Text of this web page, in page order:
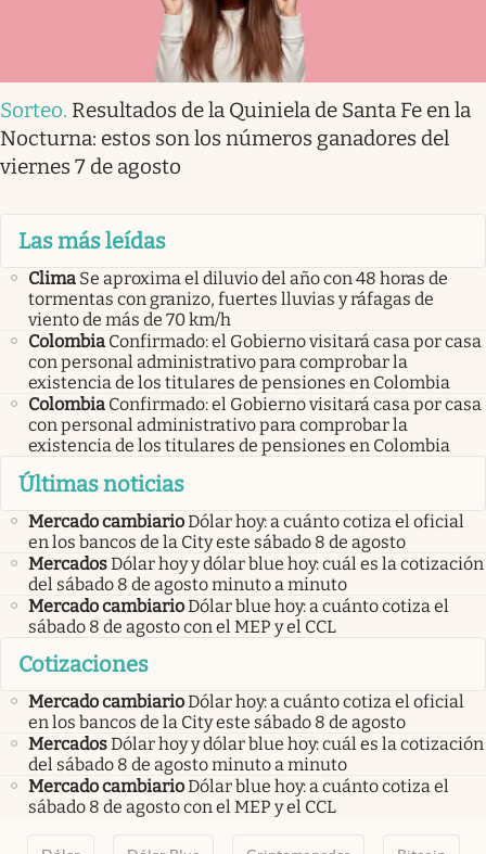
Sorteo. Resultados de la Quiniela de Santa Fe en la
Nocturna: estos son los números ganadores del
viernes 7 de agosto
Las más leídas
Clima Se aproxima el diluvio del año con 48 horas de
tormentas con granizo, fuertes lluvias y ráfagas de
viento de más de 70 km/h
Colombia Confirmado: el Gobierno visitará casa por casa
con personal administrativo para comprobar la
existencia de los titulares de pensiones en Colombia
Colombia Confirmado: el Gobierno visitará casa por casa
con personal administrativo para comprobar la
existencia de los titulares de pensiones en Colombia
Últimas noticias
Mercado cambiarioDólar hoy: a cuánto cotiza el oficial
en los bancos de la City este sábado 8 de agosto
MercadosDólar hoy y dólar blue hoy: cuál es la cotización
del sábado 8 de agosto minuto a minuto
Mercado cambiarioDólar blue hoy: a cuánto cotiza el
sábado 8 de agosto con el MEP y el CCL
Cotizaciones
Mercado cambiarioDólar hoy: a cuánto cotiza el oficial
en los bancos de la City este sábado 8 de agosto
MercadosDólar hoy y dólar blue hoy: cuál es la cotización
del sábado 8 de agosto minuto a minuto
Mercado cambiarioDólar blue hoy: a cuánto cotiza el
sábado 8 de agosto con el MEP y el CCL